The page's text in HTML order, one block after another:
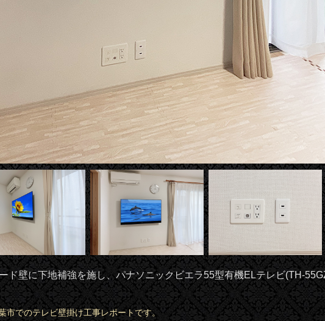
ド壁に下地補強を施し、パナソニックビエラ55型有機ELテレビ(TH-
市でのテレビ壁掛け工事レポートです。